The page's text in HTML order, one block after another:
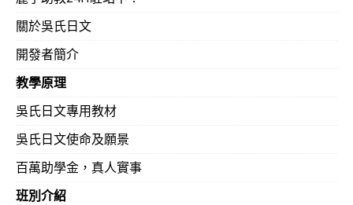
關於吳氏日文
開發者簡介
教學原理
吳氏日文專用教材
吳氏日文使命及願景
百萬助學金，真人實事
班別介紹